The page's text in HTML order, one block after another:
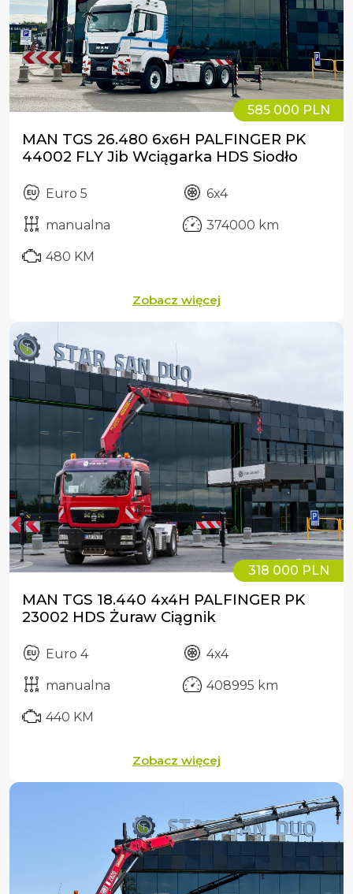
585 000 PLN
MAN TGS 26.480 6x6H PALFINGER PK
44002 FLY Jib Wciągarka HDS Siodło
Euro 5 6x4
manualna 374000 km
480 KM
Zobacz więcej
318 000 PLN
MAN TGS 18.440 4x4H PALFINGER PK
23002 HDS Żuraw Ciągnik
Euro 4 4x4
manualna 408995 km
440 KM
Zobacz więcej